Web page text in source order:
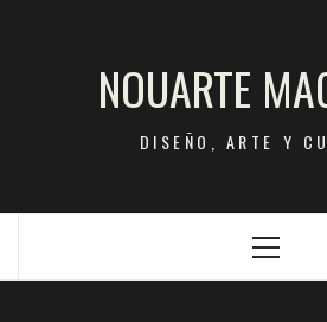
NOUARTE
DISEÑO, ARTE Y
Menú